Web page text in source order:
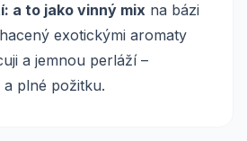
a to jako vinný mix na bázi
exotickými aromaty
a jemnou perláží –
plné požitku.